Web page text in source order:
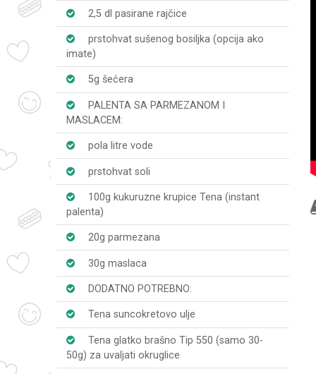
2,5 dl pasirane rajčice
prstohvat sušenog bosiljka (opcija ako
imate)
5g šećera
PALENTA SA PARMEZANOM I
MASLACEM:
pola litre vode
prstohvat soli
100g kukuruzne krupice Tena (instant
palenta)
20g parmezana
30g maslaca
DODATNO POTREBNO:
Tena suncokretovo ulje
Tena glatko brašno Tip 550 (samo 30-
50g) za uvaljati okruglice